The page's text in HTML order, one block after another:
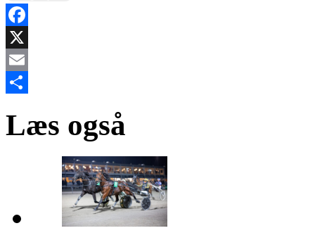
Facebook
X
Email
Læs også